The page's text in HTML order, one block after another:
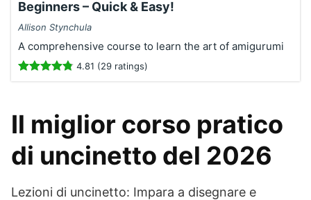
Beginners – Quick & Easy!
Allison Stynchula
A comprehensive course to learn the art of amigurumi
4.81 (29 ratings)
Il miglior corso pratico
di uncinetto del 2026
Lezioni di uncinetto: Impara a disegnare e